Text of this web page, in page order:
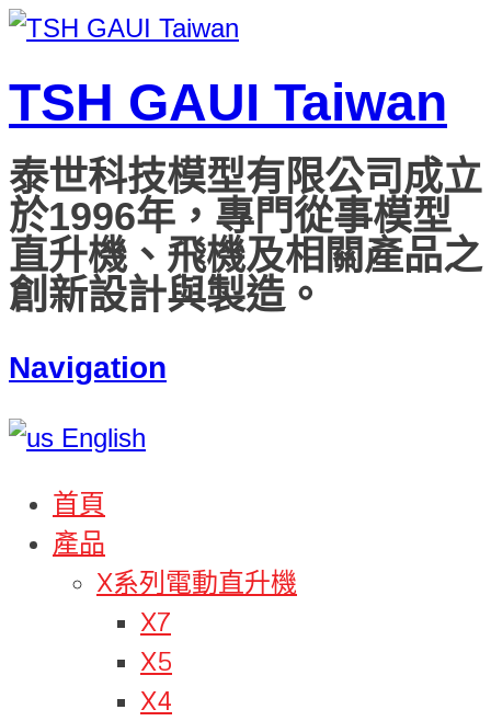
TSH GAUI Taiwan
泰世科技模型有限公司成立
於1996年，專門從事模型
直升機、飛機及相關產品之
創新設計與製造。
Navigation
English
首頁
產品
X系列電動直升機
X7
X5
X4